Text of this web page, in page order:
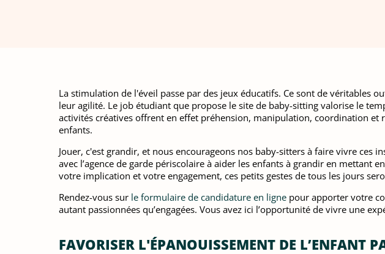
La stimulation de l'éveil passe par des jeux éducatifs. Ce sont de
leur agilité. Le job étudiant que propose le site de baby-sitting valorise le
activités créatives offrent en effet préhension, manipulation, coordination
enfants.
Jouer, c'est grandir, et nous encourageons nos baby-sitters à faire vivre ces
avec l’agence de garde périscolaire à aider les enfants à grandir en mettant
votre implication et votre engagement, ces petits gestes de tous les jours
Rendez-vous sur le formulaire de candidature en ligne pour apporter votre
autant passionnées qu’engagées. Vous avez ici l’opportunité de vivre une
FAVORISER L'ÉPANOUISSEMENT DE L’ENFANT